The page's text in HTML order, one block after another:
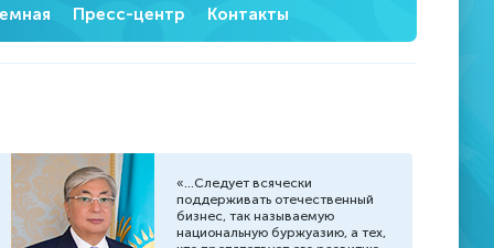
Пресс-центр
Фотогалерея
Видео
Контакты
«...Следует всячески
поддерживать отечественный
бизнес, так называемую
национальную буржуазию, а тех,